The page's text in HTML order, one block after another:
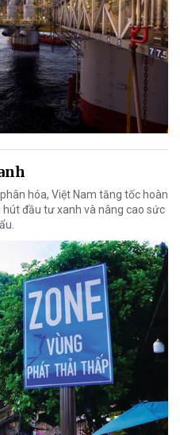
hóa, Việt Nam tăng tốc hoàn
đầu tư xanh và nâng cao sức